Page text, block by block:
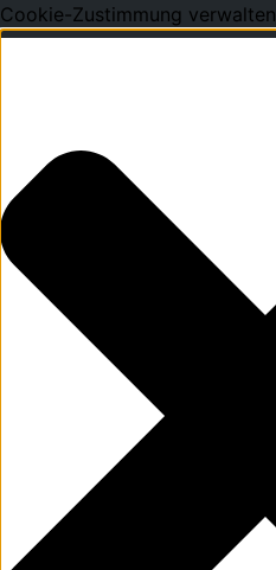
Cookie-Zustimmung verwalten